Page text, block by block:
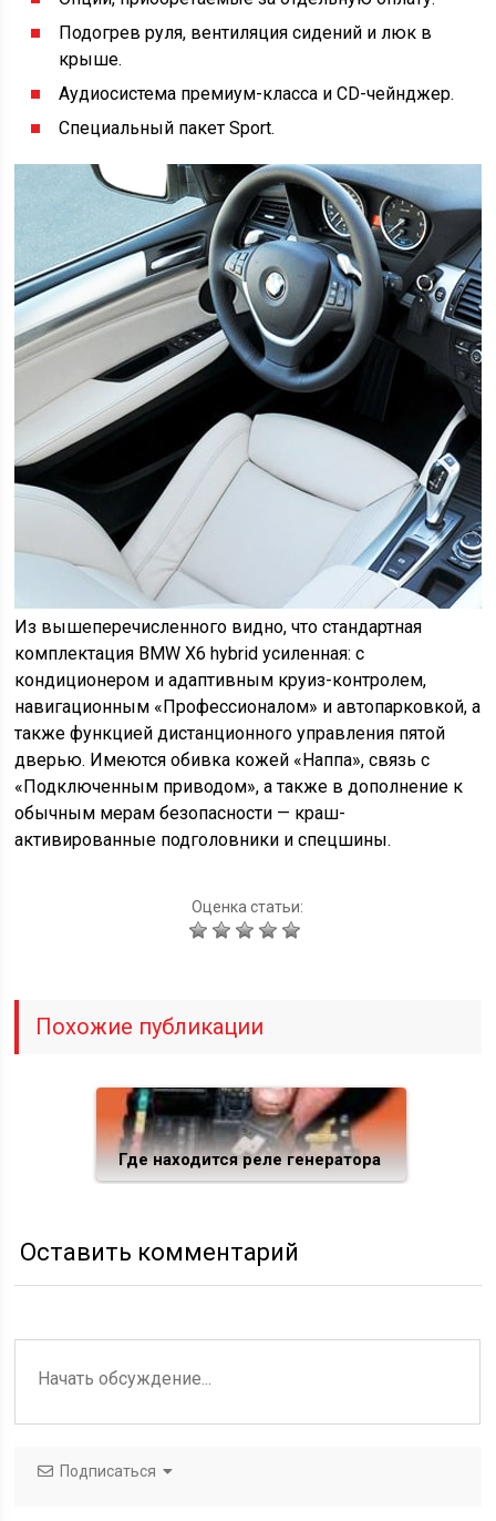
Подогрев руля, вентиляция сидений и люк в
крыше.
Аудиосистема премиум-класса и CD-чейнджер.
Специальный пакет Sport.
Из вышеперечисленного видно, что стандартная
комплектация BMW X6 hybrid усиленная: с
кондиционером и адаптивным круиз-контролем,
навигационным «Профессионалом» и автопарковкой, а
также функцией дистанционного управления пятой
дверью. Имеются обивка кожей «Наппа», связь с
«Подключенным приводом», а также в дополнение к
обычным мерам безопасности — краш-
активированные подголовники и спецшины.
Оценка статьи:
Похожие публикации
Где находится реле генератора
Оставить комментарий
Подписаться